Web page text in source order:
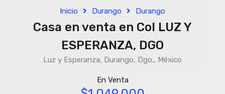
Inicio Durango Durango
Casa en venta en Col LUZ Y
ESPERANZA, DGO
Luz y Esperanza, Durango, Dgo., México
En Venta